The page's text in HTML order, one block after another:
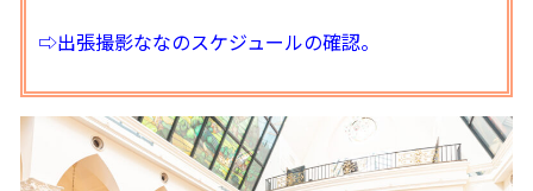
⇨出張撮影ななのスケジュールの確認。